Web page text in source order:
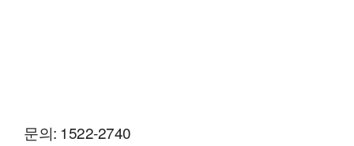
문의: 1522-2740